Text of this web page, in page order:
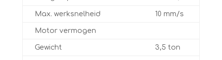
Max. werksnelheid 10 mm/s
Motor vermogen
Gewicht 3,5 ton